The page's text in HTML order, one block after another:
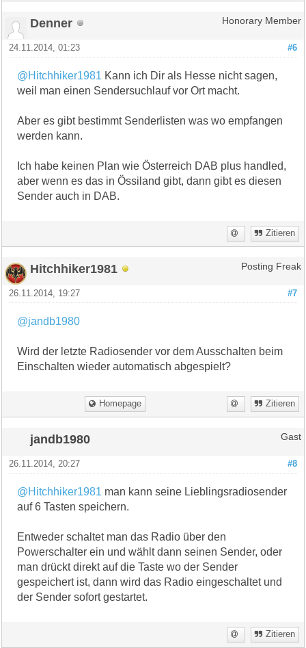
Denner Honorary Member
#6
24.11.2014, 01:23
@Hitchhiker1981 Kann ich Dir als Hesse nicht sagen,
weil man einen Sendersuchlauf vor Ort macht.
Aber es gibt bestimmt Senderlisten was wo empfangen
werden kann.
Ich habe keinen Plan wie Österreich DAB plus handled,
aber wenn es das in Össiland gibt, dann gibt es diesen
Sender auch in DAB.
Zitieren
Hitchhiker1981 Posting Freak
#7
26.11.2014, 19:27
@jandb1980
Wird der letzte Radiosender vor dem Ausschalten beim
Einschalten wieder automatisch abgespielt?
Homepage Zitieren
jandb1980 Gast
#8
26.11.2014, 20:27
@Hitchhiker1981 man kann seine Lieblingsradiosender
auf 6 Tasten speichern.
Entweder schaltet man das Radio über den
Powerschalter ein und wählt dann seinen Sender, oder
man drückt direkt auf die Taste wo der Sender
gespeichert ist, dann wird das Radio eingeschaltet und
der Sender sofort gestartet.
Zitieren